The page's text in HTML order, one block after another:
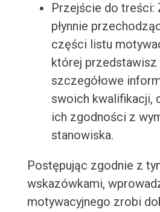
Przejście do treści:
płynnie
części listu
której przedstawisz
szczegółowe
swoich kwalifikacji,
ich zgodności z
stanowiska.
Postępując zgodnie z
wskazówkami,
motywacyjnego zrobi